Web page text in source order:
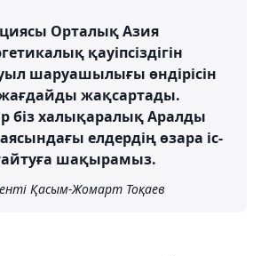
Орталық Азия
қауіпсіздігін
шаруашылығы өндірісін
жақсартады.
біз халықаралық Аралды
елдердің өзара іс-
шақырамыз.
Қасым-Жомарт Тоқаев